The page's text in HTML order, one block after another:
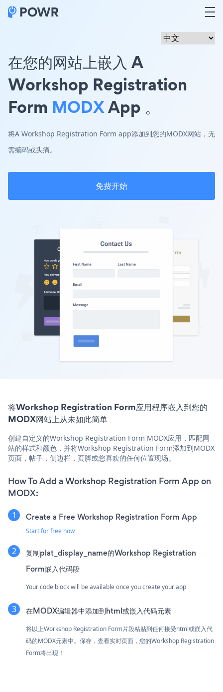
在您的网站上嵌入 A
Workshop Registration
Form MODXApp 。
将A Workshop Registration Form app添加到您的MODX网站，无
需编码或头痛。
免费开始
将Workshop Registration Form应用程序嵌入到您的
MODX网站上从未如此简单
创建自定义的Workshop Registration Form MODX应用，匹配网
站的样式和颜色，并将Workshop Registration Form添加到MODX
页面，帖子，侧边栏，页脚或您喜欢的任何位置现场。
How To Add a Workshop Registration Form App on
MODX:
Create a Free Workshop Registration Form App
Start for free now
复制plat_display_name的Workshop Registration
Form嵌入代码段
Your code block will be available once you create your app
在MODX编辑器中添加到html或嵌入代码元素
将以上Workshop Registration Form片段粘贴到任何接受html或嵌入代
码的MODX元素中。保存，查看实时页面，您的Workshop Registration
Form将出现！